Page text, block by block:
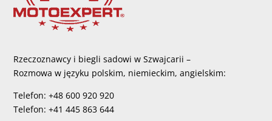
Rzeczoznawcy i biegli sadowi w Szwajcarii –
Rozmowa w języku polskim, niemieckim, angielskim:
Telefon: +48 600 920 920
Telefon: +41 445 863 644